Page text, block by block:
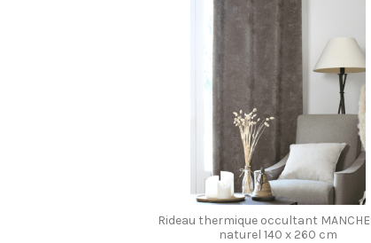
Rideau thermique occultant
naturel 140 x 260 cm